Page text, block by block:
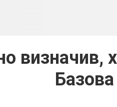
визначив,